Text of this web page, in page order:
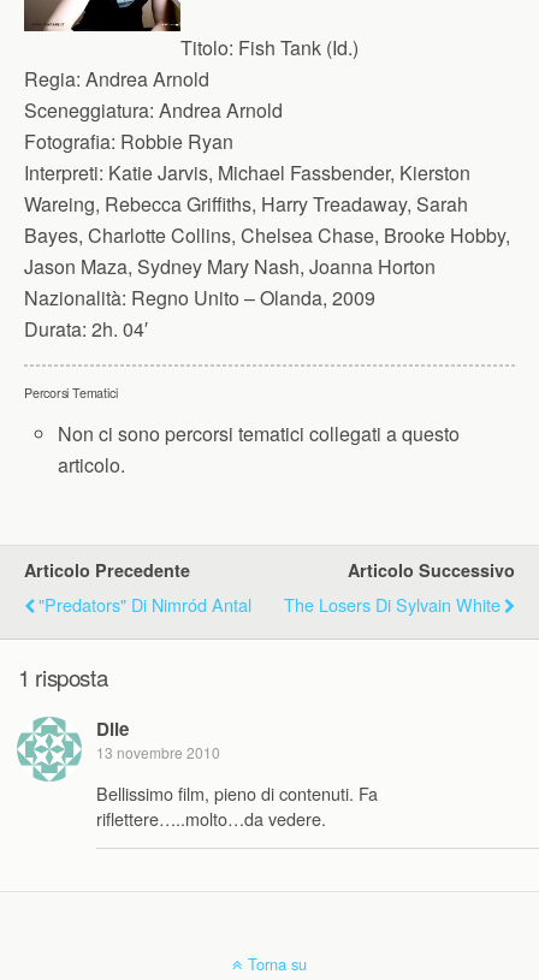
Titolo: Fish Tank (Id.)
Regia: Andrea Arnold
Sceneggiatura: Andrea Arnold
Fotografia: Robbie Ryan
Interpreti: Katie Jarvis, Michael Fassbender, Kierston
Wareing, Rebecca Griffiths, Harry Treadaway, Sarah
Bayes, Charlotte Collins, Chelsea Chase, Brooke Hobby,
Jason Maza, Sydney Mary Nash, Joanna Horton
Nazionalità: Regno Unito – Olanda, 2009
Durata: 2h. 04′
Percorsi Tematici
Non ci sono percorsi tematici collegati a questo
articolo.
Articolo Precedente
"Predators" Di Nimród Antal
Articolo Successivo
The Losers Di Sylvain White
1 risposta
Dile
13 novembre 2010
Bellissimo film, pieno di contenuti. Fa
riflettere…..molto…da vedere.
Torna su